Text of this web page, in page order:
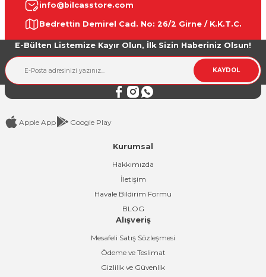
Ürün resmi kalitesiz, bozuk veya görüntülenemiyor.
Ürün açıklamasında eksik bilgiler bulunuyor.
Ürün bilgilerinde hatalar bulunuyor.
info@bilcasstore.com
Bedrettin Demirel Cad. No: 26/2 Girne / K.K.T.C.
E-Bülten Listemize Kayır Olun, İlk Sizin Haberiniz Olsun!
KAYDOL
Apple App Google Play
Kurumsal
Hakkımızda
İletişim
Havale Bildirim Formu
BLOG
Alışveriş
Mesafeli Satış Sözleşmesi
Ödeme ve Teslimat
Gizlilik ve Güvenlik